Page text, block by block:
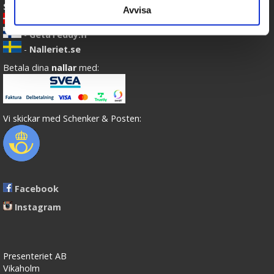
Avvisa
Skicka Nallar till:
-GetaTeddy.fi
- Nalleriet.se
Betala dina nallar med:
Vi skickar med Schenker & Posten:
Facebook
Instagram
Presenteriet AB
Vikaholm